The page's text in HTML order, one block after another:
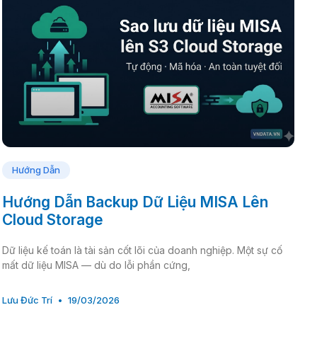
Hướng Dẫn
Hướng Dẫn Backup Dữ Liệu MISA Lên
Cloud Storage
Dữ liệu kế toán là tài sản cốt lõi của doanh nghiệp. Một sự cố
mất dữ liệu MISA — dù do lỗi phần cứng,
Lưu Đức Trí 19/03/2026